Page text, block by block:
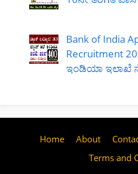
Bank of India
Recruitment
ಇಂಡಿಯಾ ಇಲಾಖೆ
Home About
Terms and